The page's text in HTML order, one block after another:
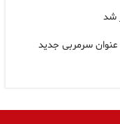
شد
عنوان سرمربی جدید